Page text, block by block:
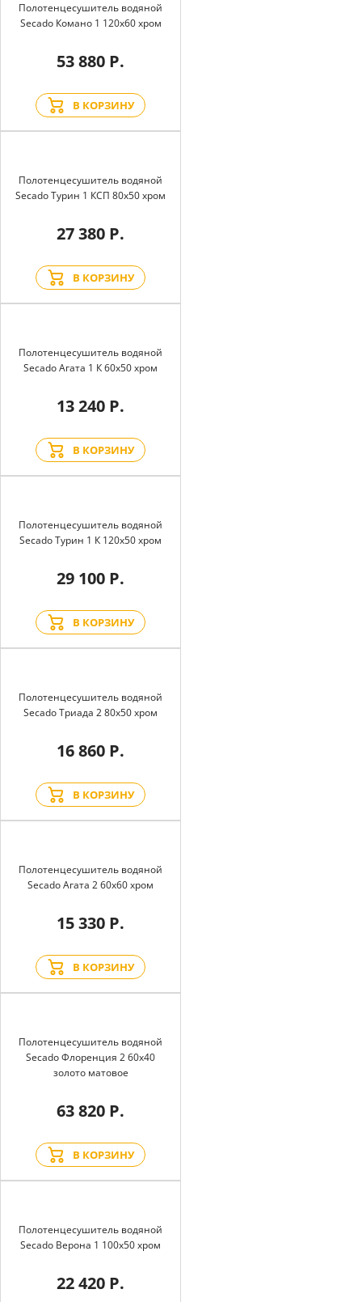
Полотенцесушитель водяной
Secado Комано 1 120x60 хром
53 880 Р.
В КОРЗИНУ
Полотенцесушитель водяной
Secado Турин 1 КСП 80x50 хром
27 380 Р.
В КОРЗИНУ
Полотенцесушитель водяной
Secado Агата 1 К 60x50 хром
13 240 Р.
В КОРЗИНУ
Полотенцесушитель водяной
Secado Турин 1 К 120x50 хром
29 100 Р.
В КОРЗИНУ
Полотенцесушитель водяной
Secado Триада 2 80x50 хром
16 860 Р.
В КОРЗИНУ
Полотенцесушитель водяной
Secado Агата 2 60x60 хром
15 330 Р.
В КОРЗИНУ
Полотенцесушитель водяной
Secado Флоренция 2 60x40
золото матовое
63 820 Р.
В КОРЗИНУ
Полотенцесушитель водяной
Secado Верона 1 100x50 хром
22 420 Р.